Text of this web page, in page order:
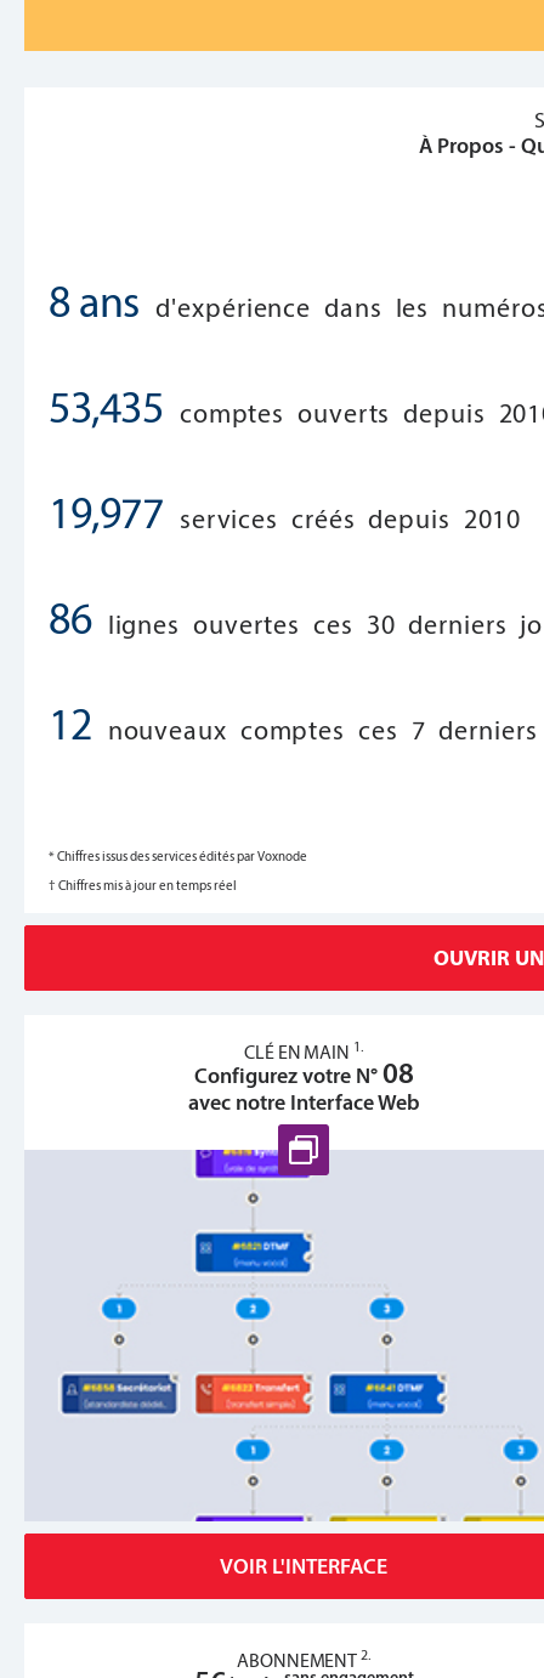
À Propos -
8 ans d'expérience dans les
53,435 comptes ouverts depuis
19,977 services créés depuis 2010
86 lignes ouvertes ces 30 derniers
12 nouveaux comptes ces 7
* Chiffres issus des services édités par Voxnode
† Chiffres mis à jour en temps réel
OUVRIR
CLÉ EN MAIN 1.
Configurez votre N°08
avec notre Interface Web
VOIR L'INTERFACE
ABONNEMENT2.